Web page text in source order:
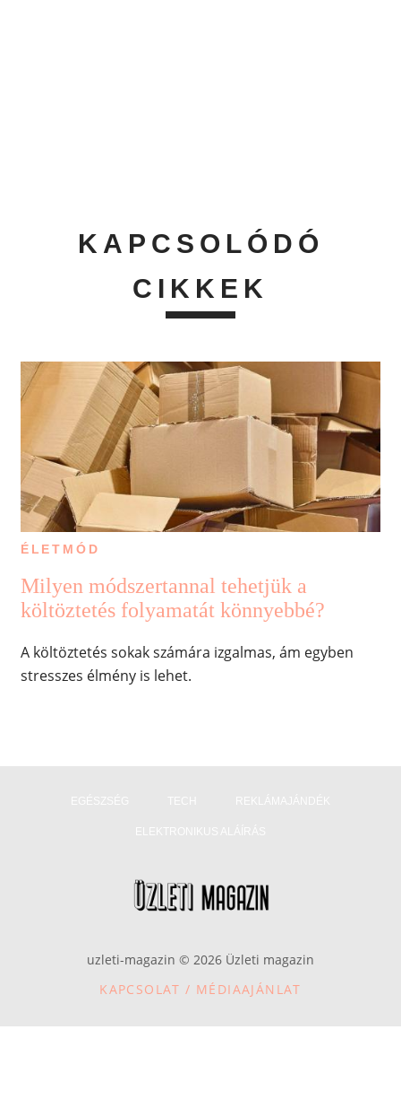
KAPCSOLÓDÓ
CIKKEK
ÉLETMÓD
Milyen módszertannal tehetjük a
költöztetés folyamatát könnyebbé?
A költöztetés sokak számára izgalmas, ám egyben
stresszes élmény is lehet.
uzleti-magazin © 2026 Üzleti magazin
KAPCSOLAT / MÉDIAAJÁNLAT